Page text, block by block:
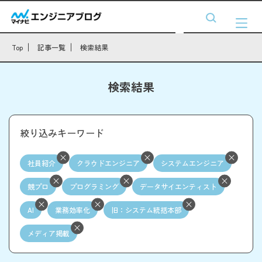
Top 記事一覧 検索結果
検索結果
絞り込みキーワード
社員紹介 クラウドエンジニア システムエンジニア
競プロ プログラミング データサイエンティスト
AI 業務効率化 旧：システム統括本部
メディア掲載